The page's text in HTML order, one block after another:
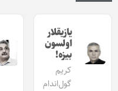
یازیقلار
اولسون
بیزه!
کریم
گول‌اندام